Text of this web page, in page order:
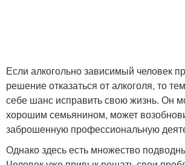
Если алкогольно зависимый человек
решение отказаться от алкоголя, то
себе шанс исправить свою жизнь. Он
хорошим семьянином, может
заброшенную профессиональную
Однако здесь есть множество